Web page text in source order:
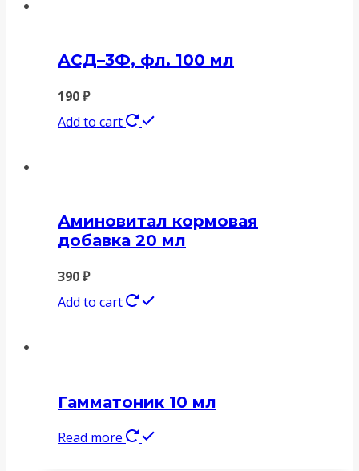
АСД–3Ф, фл. 100 мл
190₽
Add to cart
Аминовитал кормовая
добавка 20 мл
390₽
Add to cart
Гамматоник 10 мл
Read more